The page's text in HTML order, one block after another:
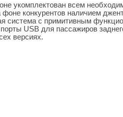
укомплектован всем
конкурентов наличием
система с примитивным
USB для пассажиров
версиях.